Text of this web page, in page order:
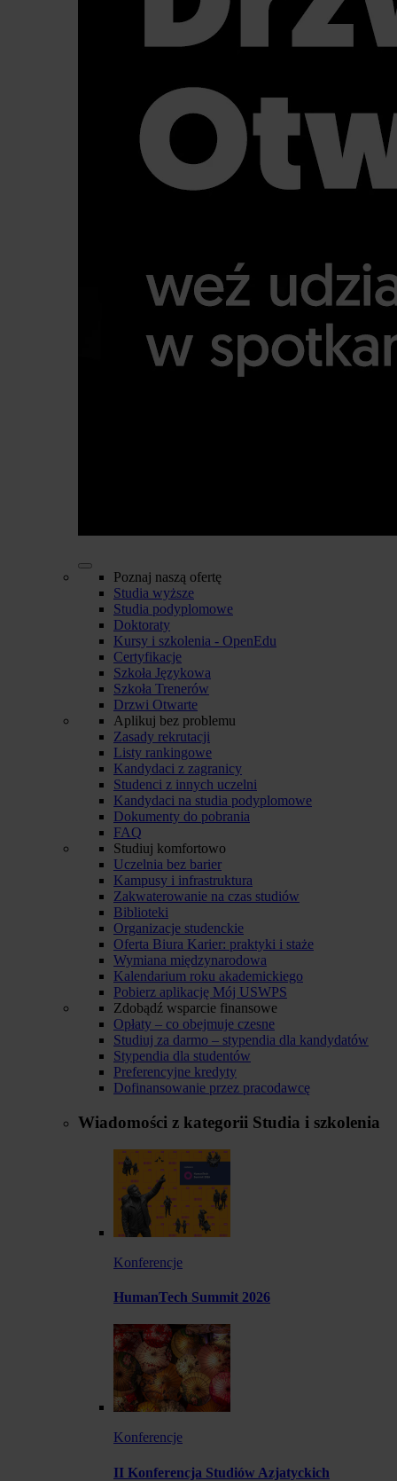
Poznaj naszą ofertę
Studia wyższe
Studia podyplomowe
Doktoraty
Kursy i szkolenia - OpenEdu
Certyfikacje
Szkoła Językowa
Szkoła Trenerów
Drzwi Otwarte
Aplikuj bez problemu
Zasady rekrutacji
Listy rankingowe
Kandydaci z zagranicy
Studenci z innych uczelni
Kandydaci na studia podyplomowe
Dokumenty do pobrania
FAQ
Studiuj komfortowo
Uczelnia bez barier
Kampusy i infrastruktura
Zakwaterowanie na czas studiów
Biblioteki
Organizacje studenckie
Oferta Biura Karier: praktyki i staże
Wymiana międzynarodowa
Kalendarium roku akademickiego
Pobierz aplikację Mój USWPS
Zdobądź wsparcie finansowe
Opłaty – co obejmuje czesne
Studiuj za darmo – stypendia dla kandydatów
Stypendia dla studentów
Preferencyjne kredyty
Dofinansowanie przez pracodawcę
Wiadomości z kategorii Studia i szkolenia
Konferencje
HumanTech Summit 2026
Konferencje
II Konferencja Studiów Azjatyckich